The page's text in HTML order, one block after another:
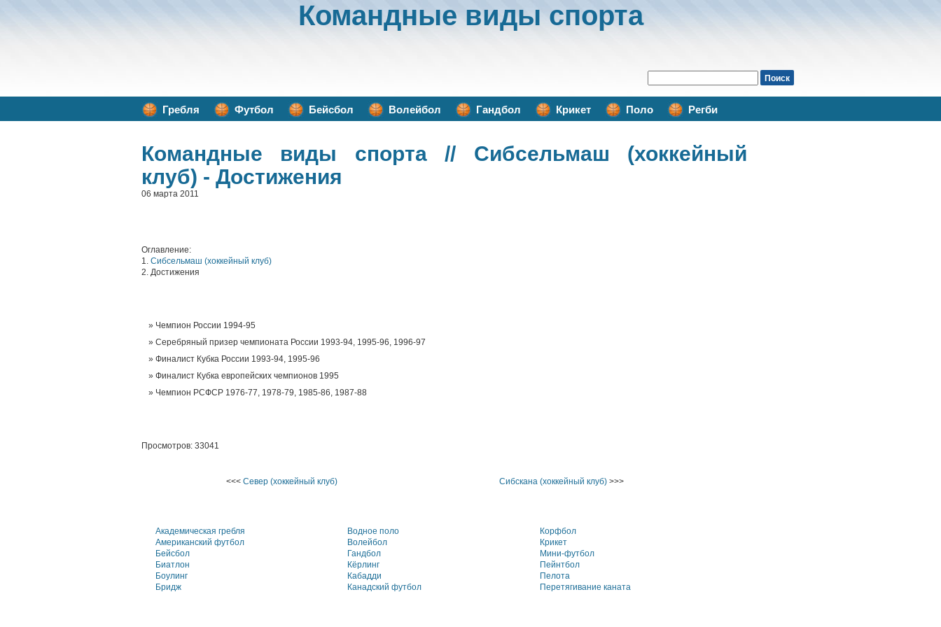
Командные виды спорта
Гребля Футбол Бейсбол Волейбол Гандбол Крикет Поло Регби
Командные виды спорта// Сибсельмаш (хоккейный
клуб) - Достижения
06 марта 2011
Оглавление:
1. Сибсельмаш (хоккейный клуб)
2. Достижения
Чемпион России 1994-95
Серебряный призер чемпионата России 1993-94, 1995-96, 1996-97
Финалист Кубка России 1993-94, 1995-96
Финалист Кубка европейских чемпионов 1995
Чемпион РСФСР 1976-77, 1978-79, 1985-86, 1987-88
Просмотров: 33041
<<< Север (хоккейный клуб) Сибскана (хоккейный клуб)>>>
Академическая гребля
Американский футбол
Бейсбол
Биатлон
Боулинг
Бридж
Водное поло
Волейбол
Гандбол
Кёрлинг
Кабадди
Канадский футбол
Корфбол
Крикет
Мини-футбол
Пейнтбол
Пелота
Перетягивание каната